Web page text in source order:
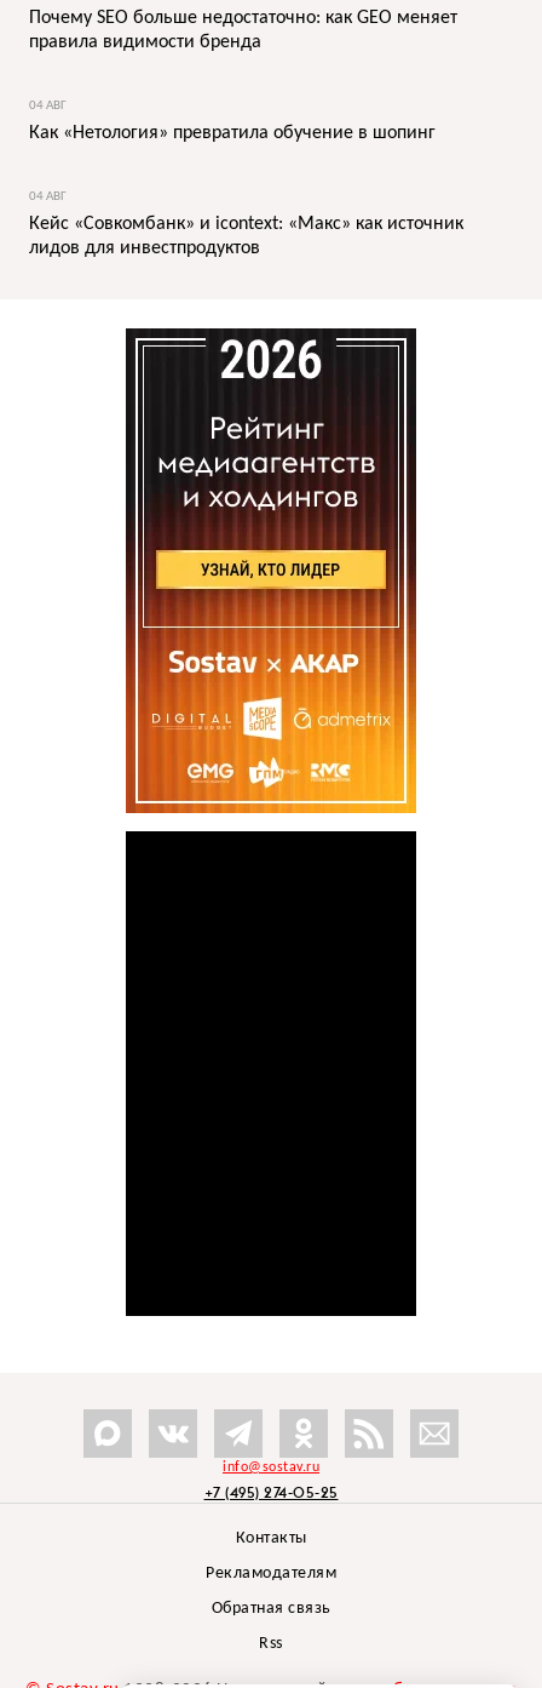
Почему SEO больше недостаточно: как GEO меняет
правила видимости бренда
04 АВГ
Как «Нетология» превратила обучение в шопинг
04 АВГ
Кейс «Совкомбанк» и icontext: «Макс» как источник
лидов для инвестпродуктов
info@sostav.ru
+7 (495) 274-05-25
Контакты
Рекламодателям
Обратная связь
Rss